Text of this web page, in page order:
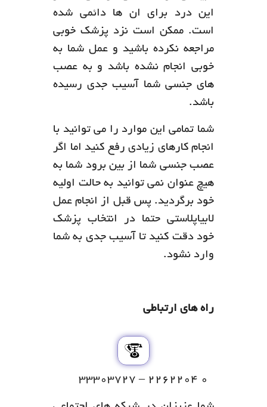
این درد برای ان ها دائمی شده
است. ممکن است نزد پزشک خوبی
مراجعه نکرده باشید و عمل شما به
خوبی انجام نشده باشد و به عصب
های جنسی شما آسیب جدی رسیده
باشد.
شما تمامی این موارد را می توانید با
انجام کارهای زیادی رفع کنید اما اگر
عصب جنسی شما از بین برود شما به
هیچ عنوان نمی توانید به حالت اولیه
خود برگردید. پس قبل از انجام عمل
لابیاپلاستی حتما در انتخاب پزشک
خود دقت کنید تا آسیب جدی به شما
وارد نشود.
راه های ارتباطی